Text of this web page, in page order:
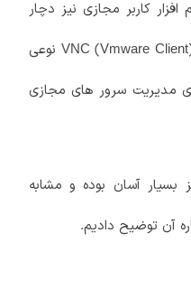
کاربر مجازی نیز دچار
VNC(Vmware Client
) نوعی
مدیریت سرور های مجازی
بسیار آسان بوده و مشابه
آن توضیح دادیم.